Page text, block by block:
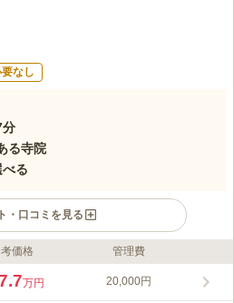
なし
分
る寺院
る
・口コミを見る
、渋谷区内最古の寺院として知られてい
価格 管理費
万円 20,000円